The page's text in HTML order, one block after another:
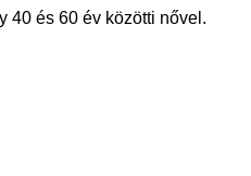
40 és 60 év közötti nővel.